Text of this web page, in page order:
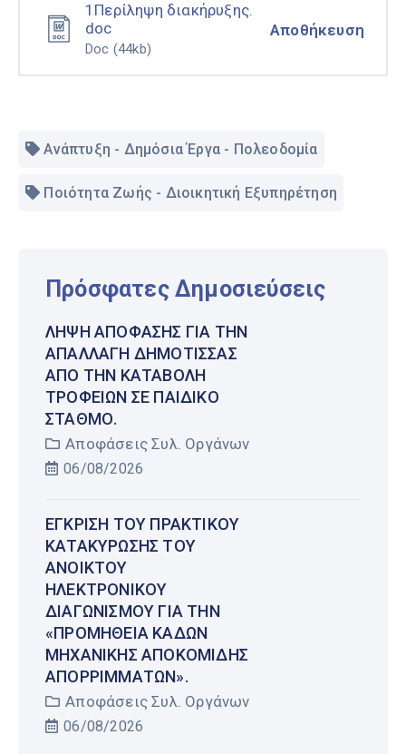
1Περίληψη διακήρυξης.
doc
Doc (44kb)
Αποθήκευση
Ανάπτυξη - Δημόσια Έργα - Πολεοδομία
Ποιότητα Ζωής - Διοικητική Εξυπηρέτηση
Πρόσφατες Δημοσιεύσεις
ΛΉΨΗ ΑΠΌΦΑΣΗΣ ΓΙΑ ΤΗΝ
ΑΠΑΛΛΑΓΉ ΔΗΜΌΤΙΣΣΑΣ
ΑΠΌ ΤΗΝ ΚΑΤΑΒΟΛΉ
ΤΡΟΦΕΊΩΝ ΣΕ ΠΑΙΔΙΚΌ
ΣΤΑΘΜΌ.
Αποφάσεις Συλ. Οργάνων
06/08/2026
ΈΓΚΡΙΣΗ ΤΟΥ ΠΡΑΚΤΙΚΟΎ
ΚΑΤΑΚΎΡΩΣΗΣ ΤΟΥ
ΑΝΟΙΚΤΟΎ
ΗΛΕΚΤΡΟΝΙΚΟΎ
ΔΙΑΓΩΝΙΣΜΟΎ ΓΙΑ ΤΗΝ
«ΠΡΟΜΉΘΕΙΑ ΚΆΔΩΝ
ΜΗΧΑΝΙΚΉΣ ΑΠΟΚΟΜΙΔΉΣ
ΑΠΟΡΡΙΜΜΆΤΩΝ».
Αποφάσεις Συλ. Οργάνων
06/08/2026